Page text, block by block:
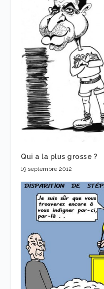
Qui a la plus grosse ?
19 septembre 2012